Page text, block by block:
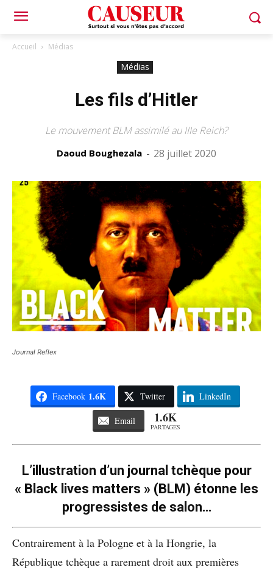
Accueil Médias
Médias
Les fils d’Hitler
Le mouvement BLM assimilé au IIIe Reich?
Daoud Boughezala - 28 juillet 2020
Journal Reflex
Facebook 1.6K Twitter LinkedIn
Email 1.6K
PARTAGES
L’illustration d’un journal tchèque pour
« Black lives matters » (BLM) étonne les
progressistes de salon…
Contrairement à la Pologne et à la Hongrie, la
République tchèque a rarement droit aux premières